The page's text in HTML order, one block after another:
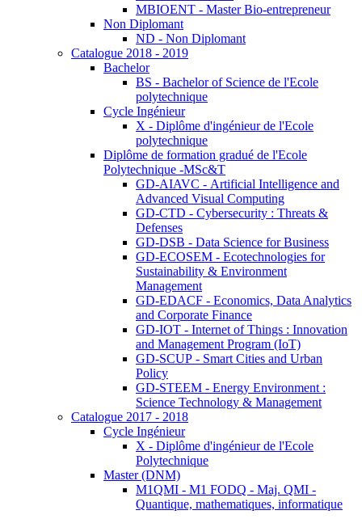
MBIOENT - Master Bio-entrepreneur
Non Diplomant
ND - Non Diplomant
Catalogue 2018 - 2019
Bachelor
BS - Bachelor of Science de l'Ecole
polytechnique
Cycle Ingénieur
X - Diplôme d'ingénieur de l'Ecole
polytechnique
Diplôme de formation gradué de l'Ecole
Polytechnique -MSc&T
GD-AIAVC - Artificial Intelligence and
Advanced Visual Computing
GD-CTD - Cybersecurity : Threats &
Defenses
GD-DSB - Data Science for Business
GD-ECOSEM - Ecotechnologies for
Sustainability & Environment
Management
GD-EDACF - Economics, Data Analytics
and Corporate Finance
GD-IOT - Internet of Things : Innovation
and Management Program (IoT)
GD-SCUP - Smart Cities and Urban
Policy
GD-STEEM - Energy Environment :
Science Technology & Management
Catalogue 2017 - 2018
Cycle Ingénieur
X - Diplôme d'ingénieur de l'Ecole
Polytechnique
Master (DNM)
M1QMI - M1 FODQ - Maj. QMI -
Quantique, mathematiques, informatique